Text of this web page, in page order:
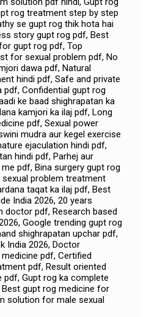
rog treatment step by step
se gupt rog thik hota hai
story gupt rog pdf, Best
gupt rog pdf, Top
for sexual problem pdf, No
dawa pdf, Natural
hindi pdf, Safe and private
Confidential gupt rog
ke baad shighrapatan ka
kamjori ka ilaj pdf, Long
pdf, Sexual power
mudra aur kegel exercise
ejaculation hindi pdf,
hindi pdf, Parhej aur
pdf, Bina surgery gupt rog
problem treatment
taqat ka ilaj pdf, Best
India 2026, 20 years
doctor pdf, Research based
Google trending gupt rog
shighrapatan upchar pdf,
India 2026, Doctor
pdf, Certified
pdf, Result oriented
pdf, Gupt rog ka complete
gupt rog medicine for
solution for male sexual